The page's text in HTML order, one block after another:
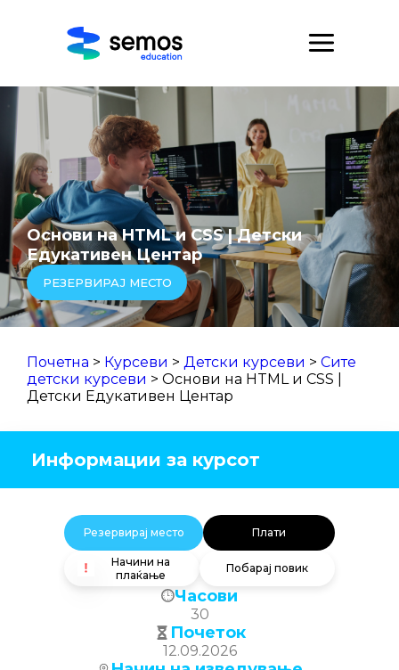
Основи на HTML и CSS | Детски
Едукативен Центар
РЕЗЕРВИРАЈ МЕСТО
Почетна > Курсеви > Детски курсеви > Сите
детски курсеви > Основи на HTML и CSS |
Детски Едукативен Центар
Информации за курсот
Резервирај место Плати
Начини на
плаќање
Побарај повик
Часови
30
Почеток
12.09.2026